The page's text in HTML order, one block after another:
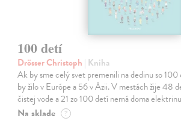
100 detí
Drösser Christoph | Kniha
Ak by sme celý svet premenili na dedinu so
by žilo v Európe a 56 v Ázii. V mestách žije 48
čistej vode a 21 zo 100 detí nemá doma
Na sklade ?